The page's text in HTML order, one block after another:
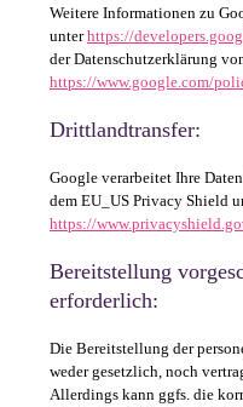
Weitere Informationen zu
unterhttps://
der Datenschutzerklärung
https://www.google.com/
Drittlandtransfer:
Google verarbeitet Ihre
dem EU_US Privacy Shield
https://
Bereitstellung
erforderlich:
Die Bereitstellung der
weder gesetzlich, noch
Allerdings kann ggfs. die